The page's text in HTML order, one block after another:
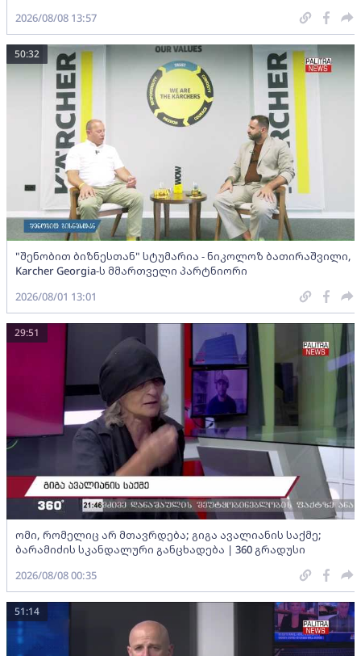
2026/08/08 13:57
"შენობით ბიზნესთან" სტუმარია - ნიკოლოზ ბათირაშვილი,
Karcher Georgia-ს მმართველი პარტნიორი
50:32
2026/08/01 13:01
ომი, რომელიც არ მთავრდება; გიგა ავალიანის საქმე;
ბარამიძის სკანდალური განცხადება | 360 გრადუსი
29:51
2026/08/08 00:35
51:14